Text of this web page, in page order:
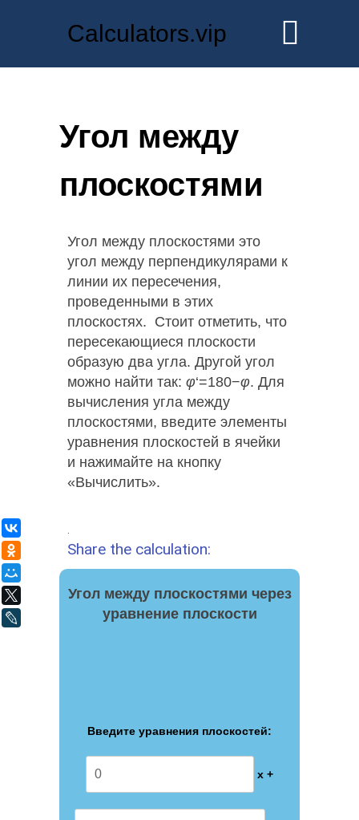
Calculators.vip
Угол между
плоскостями
Угол между плоскостями это
угол между перпендикулярами к
линии их пересечения,
проведенными в этих
плоскостях. Стоит отметить, что
пересекающиеся плоскости
образую два угла. Другой угол
можно найти так: φ‘=180−φ. Для
вычисления угла между
плоскостями, введите элементы
уравнения плоскостей в ячейки
и нажимайте на кнопку
«Вычислить».
Share the calculation:
Угол между плоскостями через
уравнение плоскости
Введите уравнения плоскостей:
x +
Одноклассники
Мой Мир